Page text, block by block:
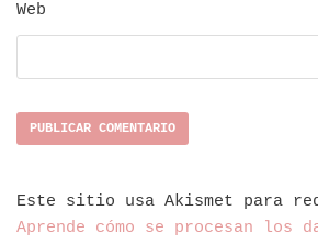
Web
Este sitio usa Akismet para
Aprende cómo se procesan los